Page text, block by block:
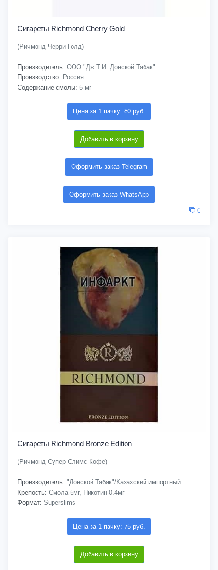
Сигареты Richmond Cherry Gold
(Ричмонд Черри Голд)
Производитель: ООО "Дж.Т.И. Донской Табак"
Производство: Россия
Содержание смолы: 5 мг
Цена за 1 пачку: 80 руб.
Добавить в корзину
Оформить заказ Telegram
Оформить заказ WhatsApp
0
Сигареты Richmond Bronze Edition
(Ричмонд Супер Слимс Кофе)
Производитель: "Донской Табак"/Казахский импортный
Крепость: Смола-5мг, Никотин-0.4мг
Формат: Superslims
Цена за 1 пачку: 75 руб.
Добавить в корзину